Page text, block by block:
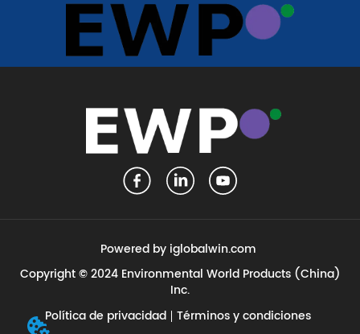
Powered by iglobalwin.com
Copyright © 2024 Environmental World Products (China)
Inc.
Política de privacidad Términos y condiciones